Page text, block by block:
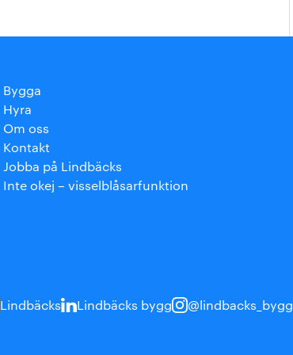
Bygga
Hyra
Om oss
Kontakt
Jobba på Lindbäcks
Inte okej – visselblåsarfunktion
Lindbäcks Lindbäcks bygg @lindbacks_bygg